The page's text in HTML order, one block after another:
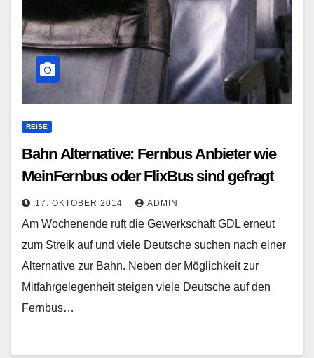
REISE
Bahn Alternative: Fernbus Anbieter wie
MeinFernbus oder FlixBus sind gefragt
17. OKTOBER 2014 ADMIN
Am Wochenende ruft die Gewerkschaft GDL erneut
zum Streik auf und viele Deutsche suchen nach einer
Alternative zur Bahn. Neben der Möglichkeit zur
Mitfahrgelegenheit steigen viele Deutsche auf den
Fernbus…